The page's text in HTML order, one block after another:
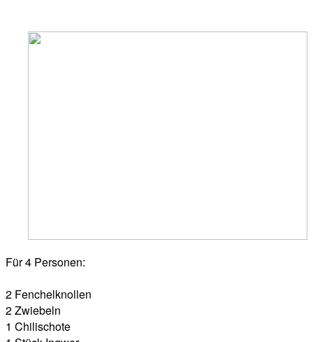
Für 4 Personen:
2 Fenchelknollen
2 Zwiebeln
1 Chilischote